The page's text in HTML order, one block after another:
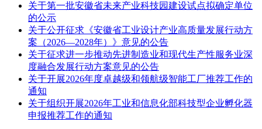
关于第一批安徽省未来产业科技园建设试点拟确定单位
的公示
关于公开征求《安徽省工业设计产业高质量发展行动方
案（2026—2028年）》意见的公告
关于征求进一步推动先进制造业和现代生产性服务业深
度融合发展行动方案意见的公告
关于开展2026年度卓越级和领航级智能工厂推荐工作的
通知
关于组织开展2026年工业和信息化部科技型企业孵化器
申报推荐工作的通知